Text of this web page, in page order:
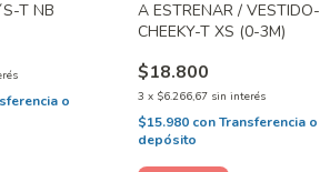
T NB
o
A ESTRENAR / VESTIDO-
CHEEKY-T XS (0-3M)
$18.800
3 x $6.266,67 sin interés
$15.980 con Transferencia o
depósito